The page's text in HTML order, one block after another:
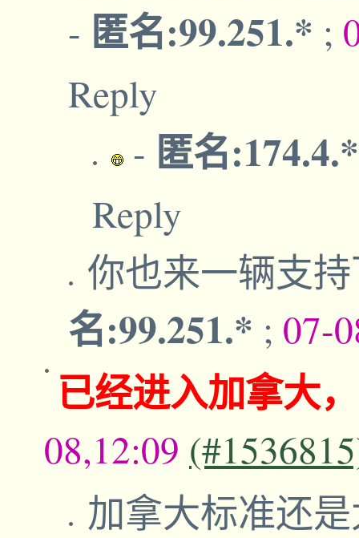
- 匿名:99.251.* ;
Reply
- 匿名
Reply
你也来一辆支
名:99.251.* ; 07-
已经进入加拿大
08,12:09
加拿大标准还